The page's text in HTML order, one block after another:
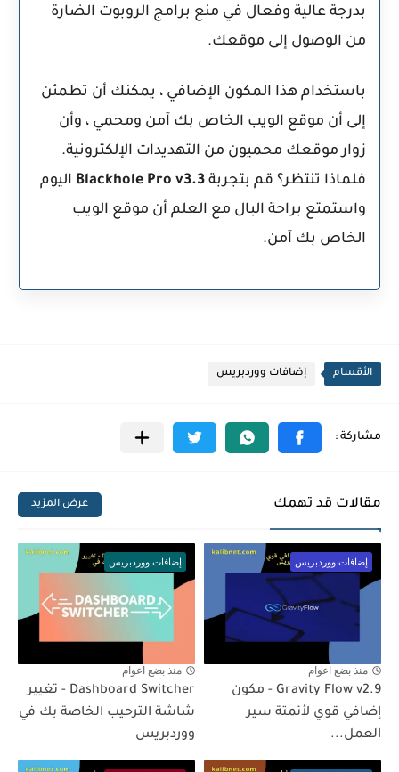
بدرجة عالية وفعال في منع برامج الروبوت الضارة
من الوصول إلى موقعك.
باستخدام هذا المكون الإضافي ، يمكنك أن تطمئن
إلى أن موقع الويب الخاص بك آمن ومحمي ، وأن
زوار موقعك محميون من التهديدات الإلكترونية.
فلماذا تنتظر؟ قم بتجربة Blackhole Pro v3.3 اليوم
واستمتع براحة البال مع العلم أن موقع الويب
الخاص بك آمن.
الأقسام إضافات ووردبريس
مقالات قد تهمك عرض المزيد
إضافات ووردبريس
منذ بضع اعوام
Gravity Flow v2.9 - مكون
إضافي قوي لأتمتة سير
العمل...
إضافات ووردبريس
منذ بضع اعوام
Dashboard Switcher - تغيير
شاشة الترحيب الخاصة بك في
ووردبريس